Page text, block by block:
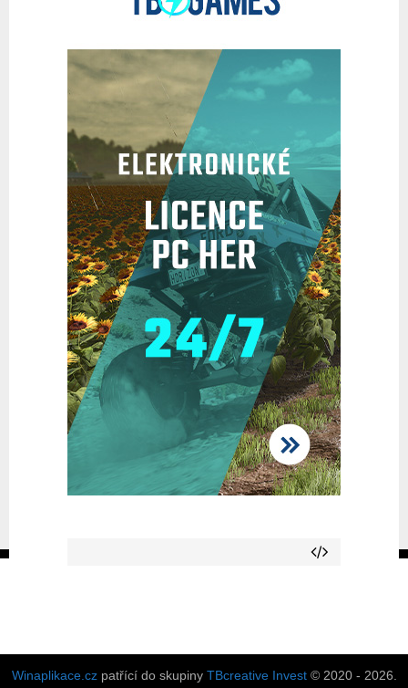
Winaplikace.czpatřící do skupiny TBcreative Invest© 2020 - 2026.